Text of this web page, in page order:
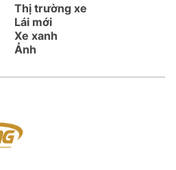
Thị trường xe
Lái mới
Xe xanh
Ảnh